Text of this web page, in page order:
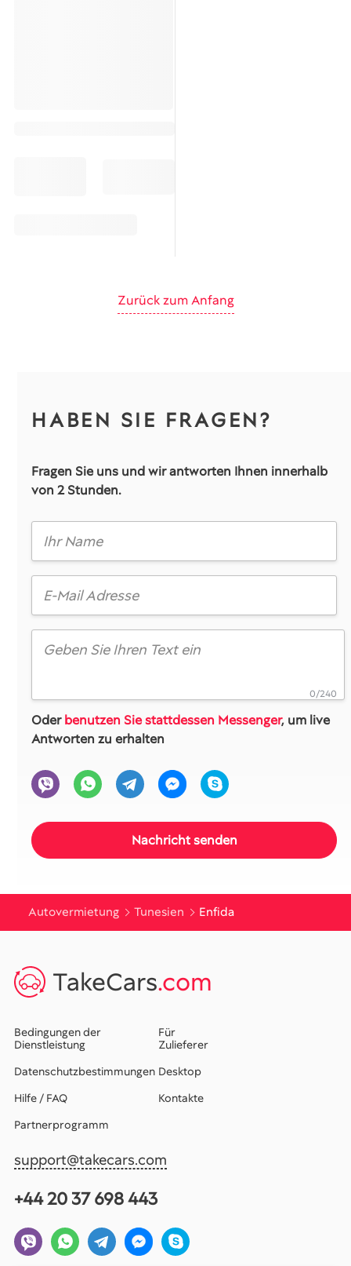
Zurück zum Anfang
HABEN SIE FRAGEN?
Fragen Sie uns und wir antworten Ihnen innerhalb
von 2 Stunden.
Oderbenutzen Sie stattdessen Messenger, um live
Antworten zu erhalten
0/240
Autovermietung Tunesien Enfida
TakeCars.com
Bedingungen der
Dienstleistung
Datenschutzbestimmungen
Hilfe / FAQ
Partnerprogramm
Für
Zulieferer
Desktop
Kontakte
support@takecars.com
+44 20 37 698 443